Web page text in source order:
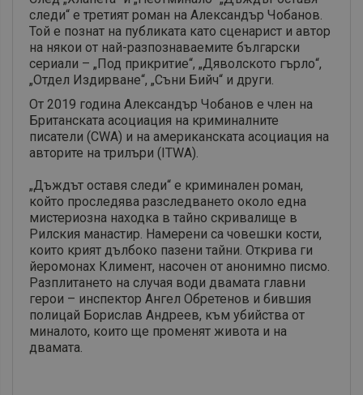
следи“ е третият роман на Александър Чобанов.
Той е познат на публиката като сценарист и автор
на някои от най-разпознаваемите български
сериали – „Под прикритие“, „Дяволското гърло“,
„Отдел Издирване“, „Съни Бийч“ и други.
От 2019 година Александър Чобанов е член на
Британската асоциация на криминалните
писатели (CWA) и на американската асоциация на
авторите на трилъри (ITWA).
„Дъждът оставя следи“ е криминален роман,
който проследява разследването около една
мистериозна находка в тайно скривалище в
Рилския манастир. Намерени са човешки кости,
които крият дълбоко пазени тайни. Открива ги
йеромонах Климент, насочен от анонимно писмо.
Разплитането на случая води двамата главни
герои – инспектор Ангел Обретенов и бившия
полицай Борислав Андреев, към убийства от
миналото, които ще променят живота и на
двамата.